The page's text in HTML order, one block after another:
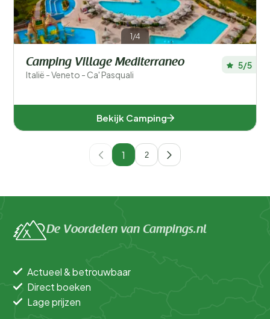
1/4
Camping Village Mediterraneo
Italië - Veneto - Ca' Pasquali
5/5
Bekijk Camping
1 2
De Voordelen van Campings.nl
Actueel & betrouwbaar
Direct boeken
Lage prijzen